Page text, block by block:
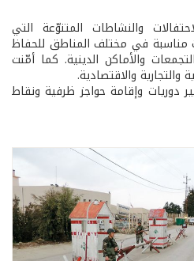
والنشاطات المتنوّعة التي
مناسبة في مختلف المناطق للحفاظ
والأماكن الدينية. كما أمّنت
والاقتصادية.
دوريات وإقامة حواجز ظرفية ونقاط